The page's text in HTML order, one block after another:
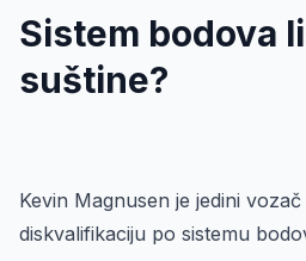
Sistem bodova
suštine?
Kevin Magnusen je jedini
diskvalifikaciju po sistemu